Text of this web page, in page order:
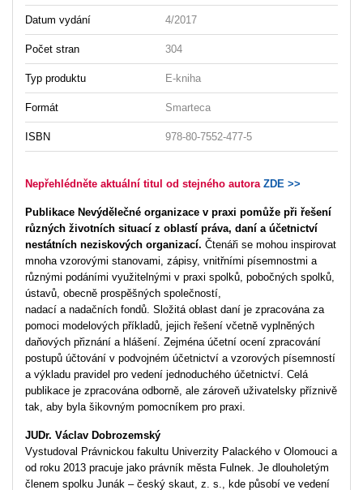
Datum vydání 4/2017
Počet stran 304
Typ produktu E-kniha
Formát Smarteca
ISBN 978-80-7552-477-5
Nepřehlédněte aktuální titul od stejného autora ZDE >>
Publikace Nevýdělečné organizace v praxi pomůže při řešení
různých životních situací z oblastí práva, daní a účetnictví
nestátních neziskových organizací. Čtenáři se mohou inspirovat
mnoha vzorovými stanovami, zápisy, vnitřními písemnostmi a
různými podáními využitelnými v praxi spolků, pobočných spolků,
ústavů, obecně prospěšných společností,
nadací a nadačních fondů. Složitá oblast daní je zpracována za
pomoci modelových příkladů, jejich řešení včetně vyplněných
daňových přiznání a hlášení. Zejména účetní ocení zpracování
postupů účtování v podvojném účetnictví a vzorových písemností
a výkladu pravidel pro vedení jednoduchého účetnictví. Celá
publikace je zpracována odborně, ale zároveň uživatelsky příznivě
tak, aby byla šikovným pomocníkem pro praxi.
JUDr. Václav Dobrozemský
Vystudoval Právnickou fakultu Univerzity Palackého v Olomouci a
od roku 2013 pracuje jako právník města Fulnek. Je dlouholetým
členem spolku Junák – český skaut, z. s., kde působí ve vedení